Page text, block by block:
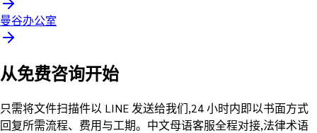
曼谷办公室
从免费咨询开始
只需将文件扫描件以 LINE 发送给我们,24 小时内即以书面方式
回复所需流程、费用与工期。中文母语客服全程对接,法律术语